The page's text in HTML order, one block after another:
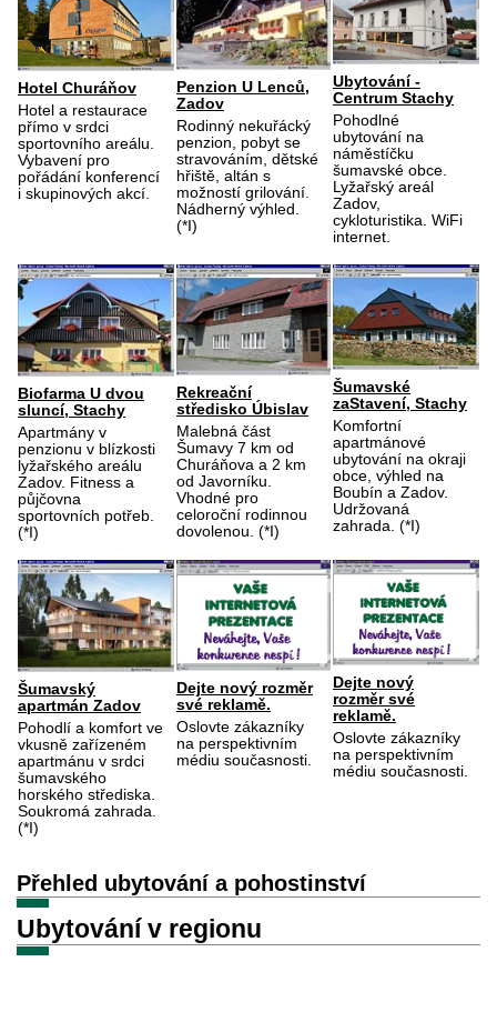
Hotel Churáňov
Hotel a restaurace
přímo v srdci
sportovního areálu.
Vybavení pro
pořádání konferencí
i skupinových akcí.
Penzion U Lenců,
Zadov
Rodinný nekuřácký
penzion, pobyt se
stravováním, dětské
hřiště, altán s
možností grilování.
Nádherný výhled.
(*I)
Ubytování -
Centrum Stachy
Pohodlné
ubytování na
náměstíčku
šumavské obce.
Lyžařský areál
Zadov,
cykloturistika. WiFi
internet.
Biofarma U dvou
sluncí, Stachy
Apartmány v
penzionu v blízkosti
lyžařského areálu
Zadov. Fitness a
půjčovna
sportovních potřeb.
(*I)
Rekreační
středisko Úbislav
Malebná část
Šumavy 7 km od
Churáňova a 2 km
od Javorníku.
Vhodné pro
celoroční rodinnou
dovolenou. (*I)
Šumavské
zaStavení, Stachy
Komfortní
apartmánové
ubytování na okraji
obce, výhled na
Boubín a Zadov.
Udržovaná
zahrada. (*I)
Šumavský
apartmán Zadov
Pohodlí a komfort ve
vkusně zařízeném
apartmánu v srdci
šumavského
horského střediska.
Soukromá zahrada.
(*I)
Dejte nový rozměr
své reklamě.
Oslovte zákazníky
na perspektivním
médiu současnosti.
Dejte nový
rozměr své
reklamě.
Oslovte zákazníky
na perspektivním
médiu současnosti.
Přehled ubytování a pohostinství
Ubytování v regionu